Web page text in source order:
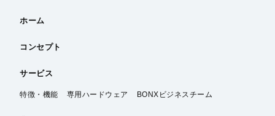
ホーム
コンセプト
サービス
特徴・機能 専用ハードウェア BONXビジネスチーム